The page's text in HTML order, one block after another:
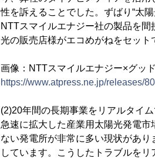
性を訴えることでした。ずばり“太
NTTスマイルエナジー社の製品を
光の販売店様がエコめがねをセット
画像：NTTスマイルエナジー×グッ
https://www.atpress.ne.jp/releases/
(2)20年間の長期事業をリアルタイ
急速に拡大した産業用太陽光発電
ない発電所が非常に多い現状があ
しています。こうしたトラブルを